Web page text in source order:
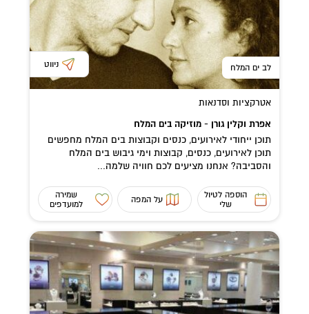
לב ים המלח ניווט
אטרקציות וסדנאות
אפרת וקלין גורן - מוזיקה בים המלח
תוכן ייחודי לאירועים, כנסים וקבוצות בים המלח מחפשים
תוכן לאירועים, כנסים, קבוצות וימי גיבוש בים המלח
והסביבה? אנחנו מציעים לכם חוויה שלמה...
הוספה לטיול
שלי
על המפה
שמירה
למועדפים